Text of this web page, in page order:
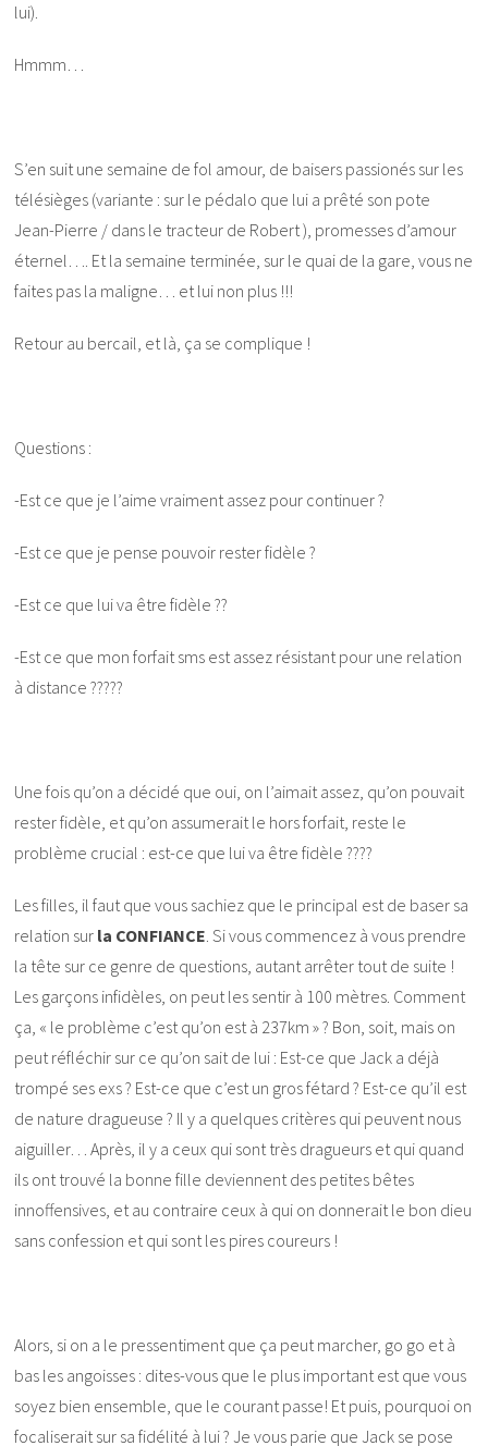
lui).
Hmmm…
S’en suit une semaine de fol amour, de baisers passionés sur les
télésièges (variante : sur le pédalo que lui a prêté son pote
Jean-Pierre / dans le tracteur de Robert ), promesses d’amour
éternel…. Et la semaine terminée, sur le quai de la gare, vous ne
faites pas la maligne… et lui non plus !!!
Retour au bercail, et là, ça se complique !
Questions :
-Est ce que je l’aime vraiment assez pour continuer ?
-Est ce que je pense pouvoir rester fidèle ?
-Est ce que lui va être fidèle ??
-Est ce que mon forfait sms est assez résistant pour une relation
à distance ?????
Une fois qu’on a décidé que oui, on l’aimait assez, qu’on pouvait
rester fidèle, et qu’on assumerait le hors forfait, reste le
problème crucial : est-ce que lui va être fidèle ????
Les filles, il faut que vous sachiez que le principal est de baser sa
relation sur la CONFIANCE. Si vous commencez à vous prendre
la tête sur ce genre de questions, autant arrêter tout de suite !
Les garçons infidèles, on peut les sentir à 100 mètres. Comment
ça, « le problème c’est qu’on est à 237km » ? Bon, soit, mais on
peut réfléchir sur ce qu’on sait de lui : Est-ce que Jack a déjà
trompé ses exs ? Est-ce que c’est un gros fétard ? Est-ce qu’il est
de nature dragueuse ? Il y a quelques critères qui peuvent nous
aiguiller… Après, il y a ceux qui sont très dragueurs et qui quand
ils ont trouvé la bonne fille deviennent des petites bêtes
innoffensives, et au contraire ceux à qui on donnerait le bon dieu
sans confession et qui sont les pires coureurs !
Alors, si on a le pressentiment que ça peut marcher, go go et à
bas les angoisses : dites-vous que le plus important est que vous
soyez bien ensemble, que le courant passe! Et puis, pourquoi on
focaliserait sur sa fidélité à lui ? Je vous parie que Jack se pose